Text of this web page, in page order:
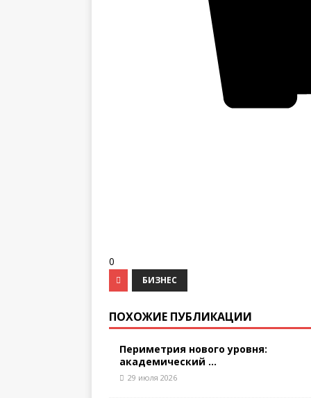
0
БИЗНЕС
ПОХОЖИЕ ПУБЛИКАЦИИ
Периметрия нового уровня:
академический ...
29 июля 2026